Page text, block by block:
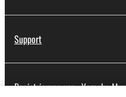
Support
Registrierung von „Yamaha